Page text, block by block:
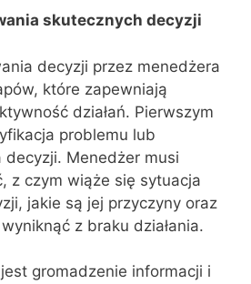
skutecznych decyzji
decyzji przez menedżera
które zapewniają
działań. Pierwszym
problemu lub
Menedżer musi
z czym wiąże się sytuacja
jakie są jej przyczyny oraz
z braku działania.
gromadzenie informacji i